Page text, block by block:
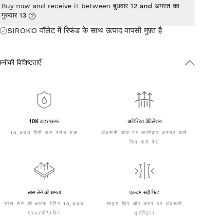
SIROKO वॉलेट में रिफंड के साथ उत्पाद वापसीमुफ़्तहै
Buy now and receive it betweenबुधवार 12 and अगस्त का
गुरुवार 13
विशिष्टताएँ
10K वाटरप्रूफ
10,000 मिमी जल स्तंभ तक
अतिरिक्त वेंटिलेशन
अंदरूनी जांघ पर जालीदार अस्तर वाले
ज़िप वाले वेंट
सांस लेने की क्षमता
सांस लेने की क्षमता रेटिंग 10,000
ग्राम/मी²/दिन
एकदम सही फिट
साइड ज़िप और कमर पर अंदरूनी
ड्रॉस्ट्रिंग